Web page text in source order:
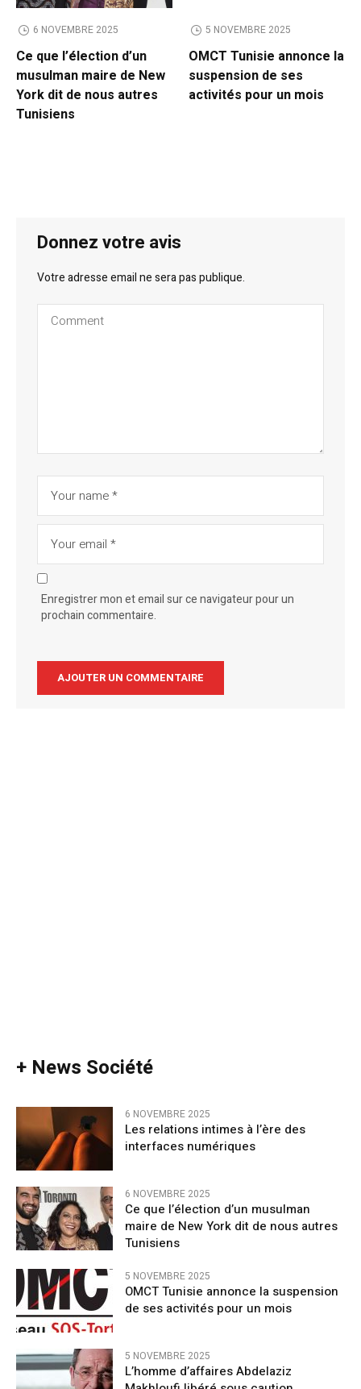
6 NOVEMBRE 2025
Ce que l’élection d’un
musulman maire de New
York dit de nous autres
Tunisiens
5 NOVEMBRE 2025
OMCT Tunisie annonce la
suspension de ses
activités pour un mois
Donnez votre avis
Votre adresse email ne sera pas publique.
Enregistrer mon et email sur ce navigateur pour un
prochain commentaire.
+ News Société
6 NOVEMBRE 2025
Les relations intimes à l’ère des
interfaces numériques
6 NOVEMBRE 2025
Ce que l’élection d’un musulman
maire de New York dit de nous autres
Tunisiens
5 NOVEMBRE 2025
OMCT Tunisie annonce la suspension
de ses activités pour un mois
5 NOVEMBRE 2025
L’homme d’affaires Abdelaziz